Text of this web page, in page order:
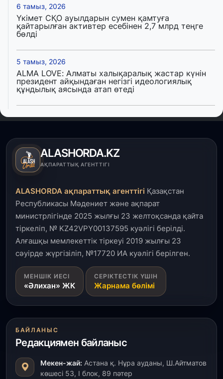
6 тамыз, 2026
Үкімет СҚО ауылдарын сумен қамтуға
қайтарылған активтер есебінен 2,7 млрд теңге
бөлді
5 тамыз, 2026
ALMA LOVE: Алматы халықаралық жастар күнін
президент айқындаған негізгі идеологиялық
құндылық аясында атап өтеді
5 тамыз, 2026
тұрғын үйді салып бітті
4 тамыз, 2026
3 тамыз, 2026
Өңірлерде жаңа вокзалдар, су құбыры,
логистикалық хаб және тұрғын үйлер
пайдалануға берілді
3 тамыз, 2026
Қызылордада 300 орындық аурухана,
Президенттік кітапхана және жаңа театр
салынып жатыр
Кинопоиск Қазақстан азаматтарының ең
танымал онлайн-кинотеатрына айналды
31 шілде, 2026
ALASHORDA.KZ
АҚПАРАТТЫҚ АГЕНТТІГІ
ALASHORDA ақпараттық агенттігі Қазақстан
Республикасы Мәдениет және ақпарат
министрлігінде 2025 жылғы 23 желтоқсанда қайта
тіркеліп, № KZ42VPY00137595 куәлігі берілді.
Алғашқы мемлекеттік тіркеуі 2019 жылғы 23
сәуірде жүргізіліп, №17720 ИА куәлігі берілген.
МЕНШІК ИЕСІ
«Әлихан» ЖК
СЕРІКТЕСТІК ҮШІН
Жарнама бөлімі
БАЙЛАНЫС
Редакциямен байланыс
Мекен-жай: Астана қ. Нұра ауданы, Ш.Айтматов
көшесі 53, І блок, 89 пәтер